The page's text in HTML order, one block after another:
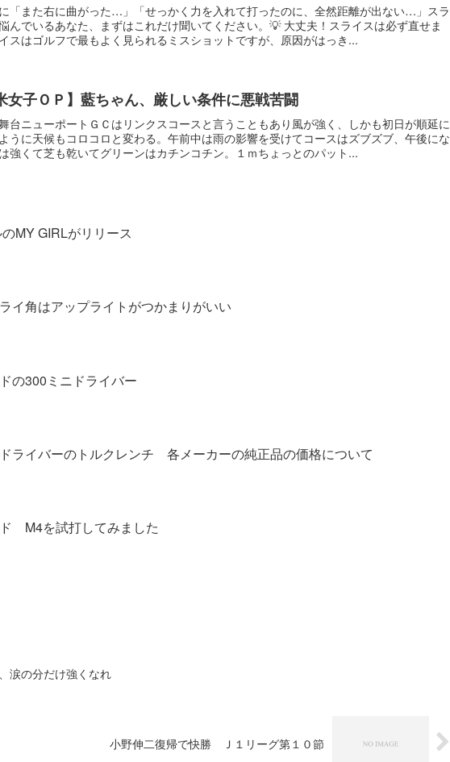
「また右に曲がった…」「せっかく力を入れて打ったのに、全然距離が出ない…」スラ
んでいるあなた、まずはこれだけ聞いてください。💡 大丈夫！スライスは必ず直せま
スはゴルフで最もよく見られるミスショットですが、原因がはっき...
女子ＯＰ】藍ちゃん、厳しい条件に悪戦苦闘
台ニューポートＧＣはリンクスコースと言うこともあり風が強く、しかも初日が順延に
うに天候もコロコロと変わる。午前中は雨の影響を受けてコースはズブズブ、午後にな
強くて芝も乾いてグリーンはカチンコチン。１ｍちょっとのパット...
MY GIRLがリリース
イ角はアップライトがつかまりがいい
の300ミニドライバー
ライバーのトルクレンチ 各メーカーの純正品の価格について
M4を試打してみました
涙の分だけ強くなれ
小野伸二復帰で快勝 Ｊ１リーグ第１０節